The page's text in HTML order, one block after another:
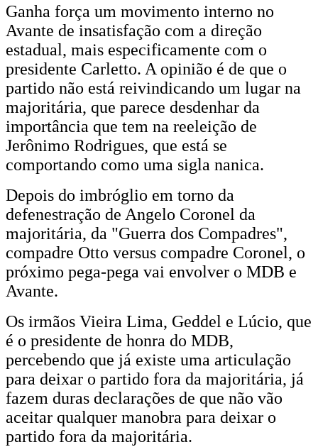
Ganha força um movimento interno no
Avante de insatisfação com a direção
estadual, mais especificamente com o
presidente Carletto. A opinião é de que o
partido não está reivindicando um lugar na
majoritária, que parece desdenhar da
importância que tem na reeleição de
Jerônimo Rodrigues, que está se
comportando como uma sigla nanica.
Depois do imbróglio em torno da
defenestração de Angelo Coronel da
majoritária, da "Guerra dos Compadres",
compadre Otto versus compadre Coronel, o
próximo pega-pega vai envolver o MDB e
Avante.
Os irmãos Vieira Lima, Geddel e Lúcio, que
é o presidente de honra do MDB,
percebendo que já existe uma articulação
para deixar o partido fora da majoritária, já
fazem duras declarações de que não vão
aceitar qualquer manobra para deixar o
partido fora da majoritária.